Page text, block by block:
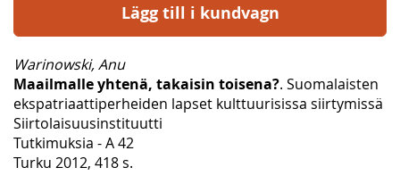
Lägg till i kundvagn
Warinowski, Anu
Maailmalle yhtenä, takaisin toisena?. Suomalaisten
ekspatriaattiperheiden lapset kulttuurisissa siirtymissä
Siirtolaisuusinstituutti
Tutkimuksia - A 42
Turku 2012, 418 s.